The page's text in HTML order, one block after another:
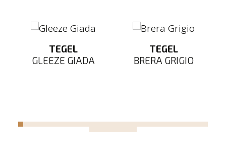
TEGEL
GLEEZE GIADA
TEGEL
BRERA GRIGIO